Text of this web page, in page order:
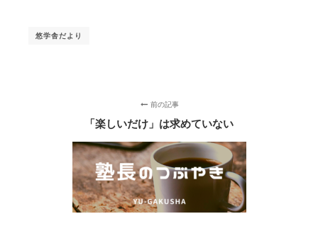
悠学舎だより
前の記事
「楽しいだけ」は求めていない